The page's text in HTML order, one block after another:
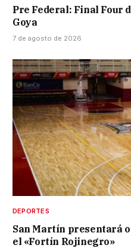
Pre Federal: Final Four
Goya
7 de agosto de 2026
DEPORTES
San Martín presentará
el «Fortín Rojinegro»